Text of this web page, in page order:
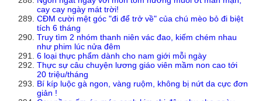
cay cay ngày mát trời!
CĐM cười mệt góc "đi để trở về" của chú mèo bỏ đi biệt
tích 6 tháng
Truy tìm 2 nhóm thanh niên vác đao, kiếm chém nhau
như phim lúc nửa đêm
6 loại thực phẩm dành cho nam giới mỗi ngày
Thực sự câu chuyện lương giáo viên mầm non cao tới
20 triệu/tháng
Bí kíp luộc gà ngon, vàng ruộm, không bị nứt da cực đơn
giản !